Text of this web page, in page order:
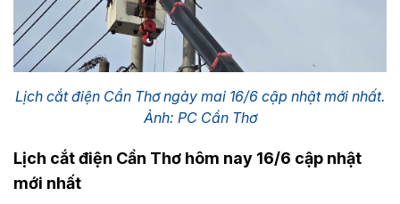
Lịch cắt điện Cần Thơ ngày mai 16/6 cập nhật mới nhất.
Ảnh: PC Cần Thơ
Lịch cắt điện Cần Thơ hôm nay 16/6 cập nhật
mới nhất